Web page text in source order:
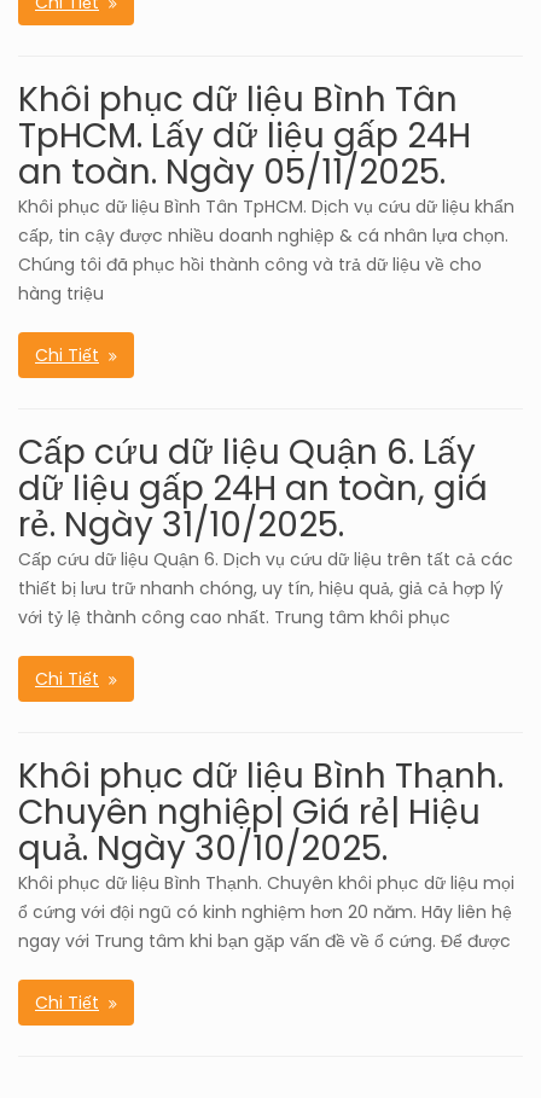
Khôi phục dữ liệu Bình Tân
TpHCM. Lấy dữ liệu gấp 24H
an toàn. Ngày 05/11/2025.
Khôi phục dữ liệu Bình Tân TpHCM. Dịch vụ cứu dữ liệu khẩn
cấp, tin cậy được nhiều doanh nghiệp & cá nhân lựa chọn.
Chúng tôi đã phục hồi thành công và trả dữ liệu về cho
hàng triệu
Chi Tiết
Cấp cứu dữ liệu Quận 6. Lấy
dữ liệu gấp 24H an toàn, giá
rẻ. Ngày 31/10/2025.
Cấp cứu dữ liệu Quận 6. Dịch vụ cứu dữ liệu trên tất cả các
thiết bị lưu trữ nhanh chóng, uy tín, hiệu quả, giả cả hợp lý
với tỷ lệ thành công cao nhất. Trung tâm khôi phục
Chi Tiết
Khôi phục dữ liệu Bình Thạnh.
Chuyên nghiệp| Giá rẻ| Hiệu
quả. Ngày 30/10/2025.
Khôi phục dữ liệu Bình Thạnh. Chuyên khôi phục dữ liệu mọi
ổ cứng với đội ngũ có kinh nghiệm hơn 20 năm. Hãy liên hệ
ngay với Trung tâm khi bạn gặp vấn đề về ổ cứng. Để được
Chi Tiết